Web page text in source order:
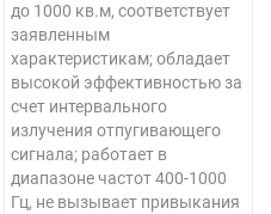
до 1000 кв.м, соответствует
заявленным
характеристикам; обладает
высокой эффективностью за
счет интервального
излучения отпугивающего
сигнала; работает в
диапазоне частот 400-1000
Гц, не вызывает привыкания